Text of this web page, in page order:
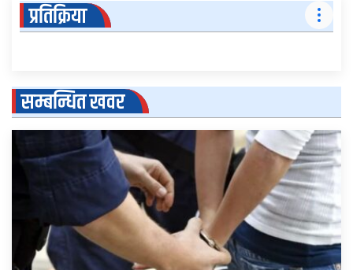
प्रतिक्रिया
सम्बन्धित खवर